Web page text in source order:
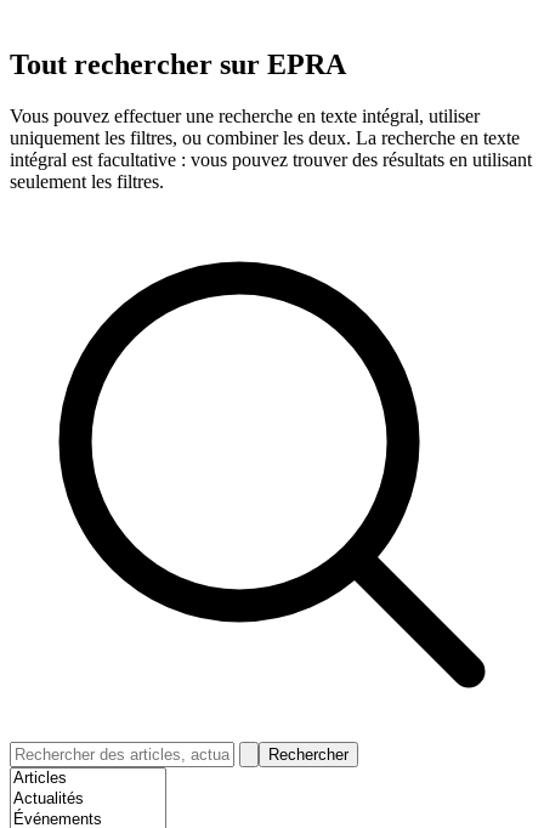
Tout rechercher sur EPRA
Vous pouvez effectuer une recherche en texte intégral, utiliser
uniquement les filtres, ou combiner les deux. La recherche en texte
intégral est facultative : vous pouvez trouver des résultats en utilisant
seulement les filtres.
Rechercher